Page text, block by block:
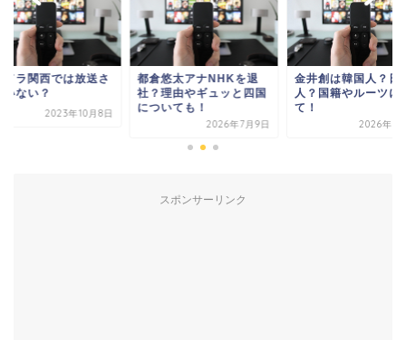
ドラ関西では放送さ
いない？
2023年10月8日
都倉悠太アナNHKを退
社？理由やギュッと四国
についても！
2026年7月9日
金井創は韓国人？日
人？国籍やルーツに
て！
2026年3
スポンサーリンク